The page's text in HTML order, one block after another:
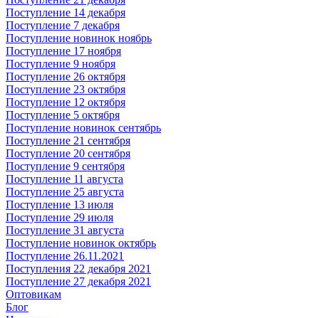
Поступление 14 декабря
Поступление 7 декабря
Поступление новинок ноябрь
Поступление 17 ноября
Поступление 9 ноября
Поступление 26 октября
Поступление 23 октября
Поступление 12 октября
Поступление 5 октября
Поступление новинок сентябрь
Поступление 21 сентября
Поступление 20 сентября
Поступление 9 сентября
Поступление 11 августа
Поступление 25 августа
Поступление 13 июля
Поступление 29 июля
Поступление 31 августа
Поступление новинок октябрь
Поступление 26.11.2021
Поступления 22 декабря 2021
Поступление 27 декабря 2021
Оптовикам
Блог